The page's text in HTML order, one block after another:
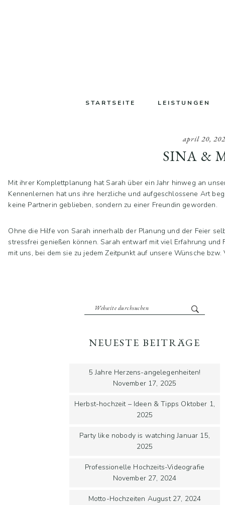
STARTSEITE LEISTUNGEN
april 20,
SINA &
Mit ihrer Komplettplanung hat Sarah über ein Jahr hinweg an
Kennenlernen hat uns ihre herzliche und aufgeschlossene Art
keine Partnerin geblieben, sondern zu einer Freundin geworden.
Ohne die Hilfe von Sarah innerhalb der Planung und der Feier
stressfrei genießen können. Sarah entwarf mit viel Erfahrung
mit uns, bei dem sie zu jedem Zeitpunkt auf unsere Wünsche
NEUESTE BEITRÄGE
5 Jahre Herzens-angelegenheiten!
November 17, 2025
Herbst-hochzeit – Ideen & Tipps Oktober 1,
2025
Party like nobody is watching Januar 15,
2025
Professionelle Hochzeits-Videografie
November 27, 2024
Motto-Hochzeiten August 27, 2024